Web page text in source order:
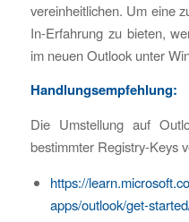
vereinheitlichen. Um eine
In-Erfahrung zu bieten,
im neuen Outlook unter
Handlungsempfehlung:
Die Umstellung auf
bestimmter Registry-Keys
https://
apps/outlook/get-